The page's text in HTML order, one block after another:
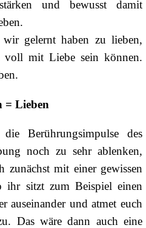
und bewusst damit
gelernt haben zu lieben,
voll mit Liebe sein können.
= Lieben
Berührungsimpulse des
noch zu sehr ablenken,
mit einer gewissen
ihr sitzt zum Beispiel einen
auseinander und atmet euch
Das wäre dann auch eine